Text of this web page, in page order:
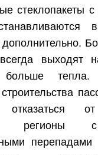
стеклопакеты
выходят
больше
отказаться
регионы